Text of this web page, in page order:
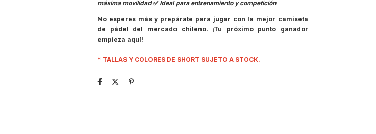
máxima movilidad✅ Ideal para entrenamiento y competición
No esperes más y prepárate para jugar con la mejor camiseta
de pádel del mercado chileno. ¡Tu próximo punto ganador
empieza aquí!
* TALLAS Y COLORES DE SHORT SUJETO A STOCK.